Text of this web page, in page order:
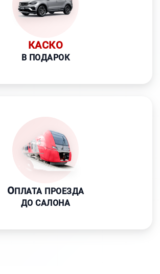
КАСКО
В ПОДАРОК
ОПЛАТА ПРОЕЗДА
ДО САЛОНА